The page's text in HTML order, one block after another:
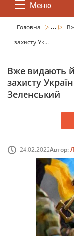
Меню
Головна ...
захисту Ук...
Вже видають
захисту
Зеленський
24.02.2022Автор: